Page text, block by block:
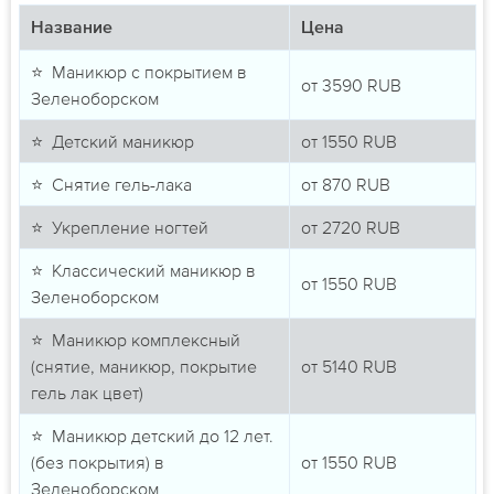
Название Цена
⭐ Маникюр с покрытием в
Зеленоборском
от 3590 RUB
⭐ Детский маникюр от 1550 RUB
⭐ Снятие гель-лака от 870 RUB
⭐ Укрепление ногтей от 2720 RUB
⭐ Классический маникюр в
Зеленоборском
от 1550 RUB
⭐ Маникюр комплексный
(снятие, маникюр, покрытие
гель лак цвет)
от 5140 RUB
⭐ Маникюр детский до 12 лет.
(без покрытия) в
Зеленоборском
от 1550 RUB